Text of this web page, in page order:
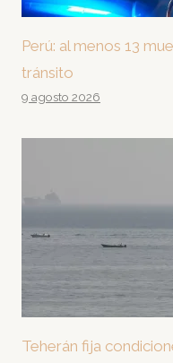
Perú: al menos 13
tránsito
9 agosto 2026
Teherán fija